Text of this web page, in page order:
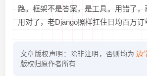
路。框架不是答案，是工具。用错了，
用对了，老Django照样扛住日均百万订
文章版权声明：除非注明，否则均为 边
版权归原作者所有